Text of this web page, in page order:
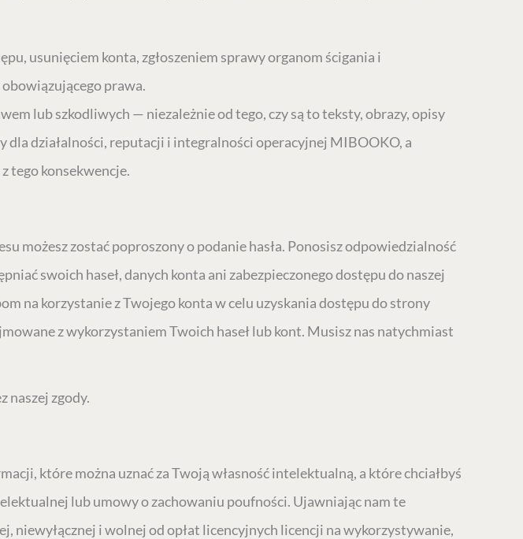
usunięciem konta, zgłoszeniem sprawy organom ścigania i
prawa.
lub szkodliwych — niezależnie od tego, czy są to teksty, obrazy, opisy
działalności, reputacji i integralności operacyjnej MIBOOKO, a
tego konsekwencje.
możesz zostać poproszony o podanie hasła. Ponosisz odpowiedzialność
swoich haseł, danych konta ani zabezpieczonego dostępu do naszej
na korzystanie z Twojego konta w celu uzyskania dostępu do strony
z wykorzystaniem Twoich haseł lub kont. Musisz nas natychmiast
naszej zgody.
które można uznać za Twoją własność intelektualną, a które chciałbyś
lub umowy o zachowaniu poufności. Ujawniając nam te
niewyłącznej i wolnej od opłat licencyjnych licencji na wykorzystywanie,